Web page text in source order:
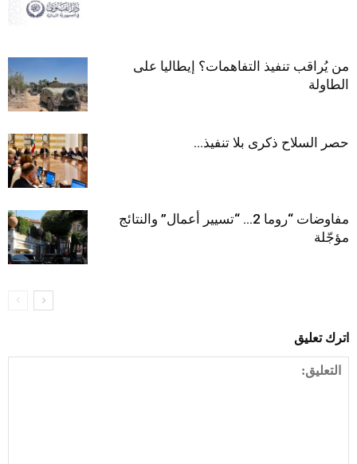
من يُراقب تنفيذ التفاهمات؟ إيطاليا على
الطاولة
حصر السلاح ذكرى بلا تنفيذ…
مفاوضات “روما 2… “تسيير أعمال” والنتائج
مؤجّلة
اترك تعليق